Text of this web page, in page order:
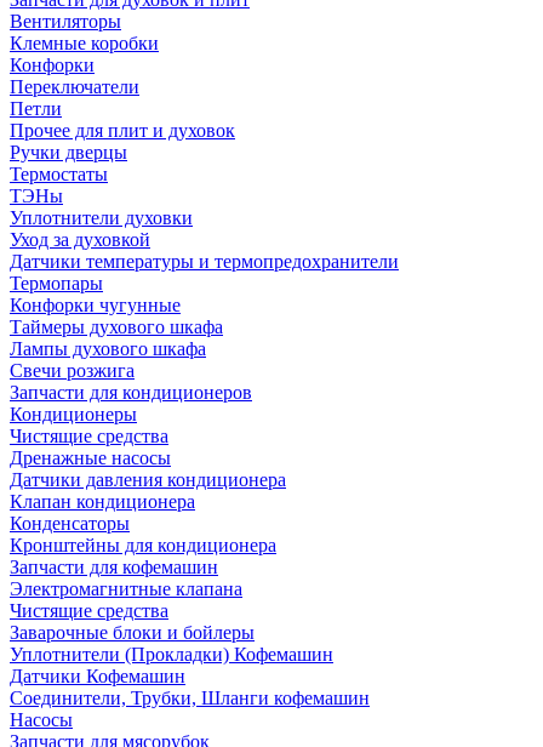
Вентиляторы
Клемные коробки
Конфорки
Переключатели
Петли
Прочее для плит и духовок
Ручки дверцы
Термостаты
ТЭНы
Уплотнители духовки
Уход за духовкой
Датчики температуры и термопредохранители
Термопары
Конфорки чугунные
Таймеры духового шкафа
Лампы духового шкафа
Свечи розжига
Запчасти для кондиционеров
Кондиционеры
Чистящие средства
Дренажные насосы
Датчики давления кондиционера
Клапан кондиционера
Конденсаторы
Кронштейны для кондиционера
Запчасти для кофемашин
Электромагнитные клапана
Чистящие средства
Заварочные блоки и бойлеры
Уплотнители (Прокладки) Кофемашин
Датчики Кофемашин
Соединители, Трубки, Шланги кофемашин
Насосы
Запчасти для мясорубок